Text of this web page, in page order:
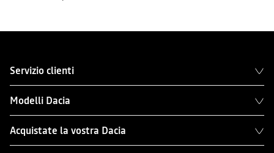
Servizio clienti
Modelli Dacia
Acquistate la vostra Dacia